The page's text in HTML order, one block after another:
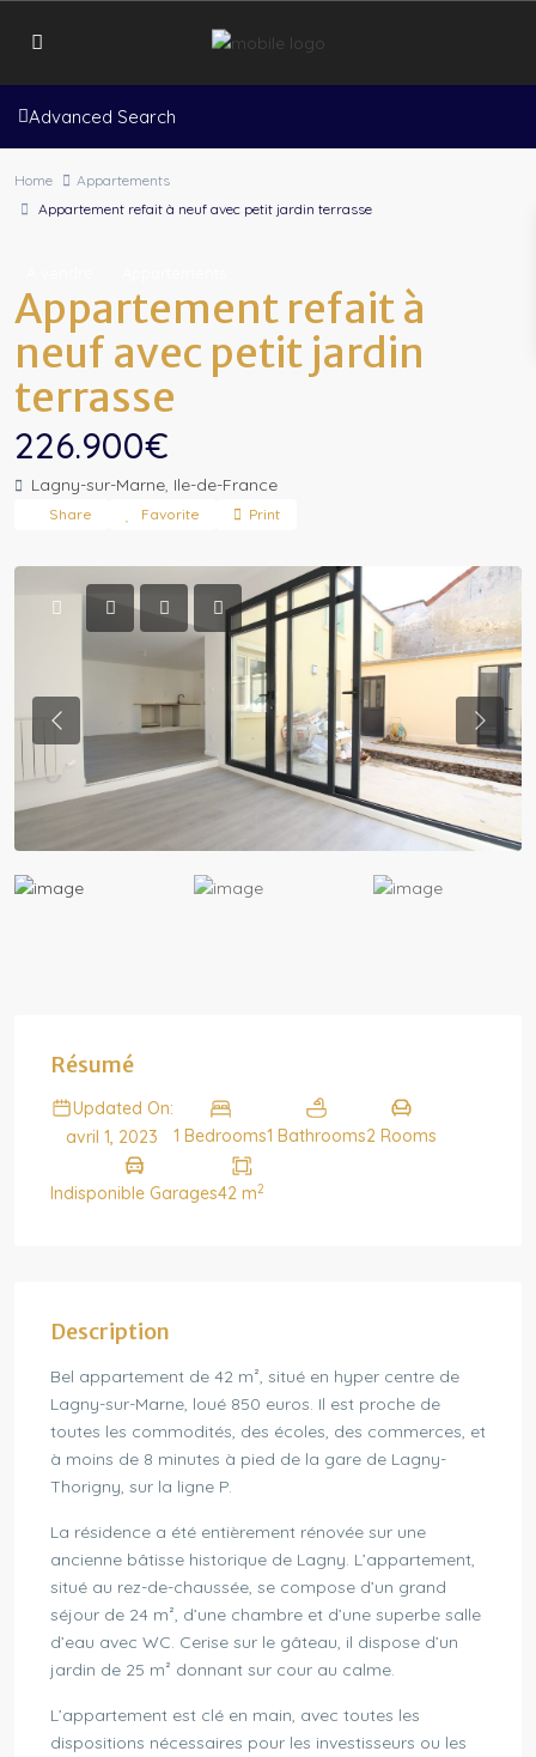
Advanced Search
Home
Appartements
Appartement refait à neuf avec petit jardin terrasse
Appartement refait à
neuf avec petit jardin
terrasse
226.900€
Lagny-sur-Marne, Ile-de-France
Share Favorite Print
Previous
Résumé
Updated On:
avril 1, 2023
1 Bedrooms1 Bathrooms2 Rooms
Indisponible Garages42 m2
Description
Bel appartement de 42 m², situé en hyper centre de
Lagny-sur-Marne, loué 850 euros. Il est proche de
toutes les commodités, des écoles, des commerces, et
à moins de 8 minutes à pied de la gare de Lagny-
Thorigny, sur la ligne P.
La résidence a été entièrement rénovée sur une
ancienne bâtisse historique de Lagny. L’appartement,
situé au rez-de-chaussée, se compose d’un grand
séjour de 24 m², d’une chambre et d’une superbe salle
d’eau avec WC. Cerise sur le gâteau, il dispose d’un
jardin de 25 m² donnant sur cour au calme.
L’appartement est clé en main, avec toutes les
dispositions nécessaires pour les investisseurs ou les